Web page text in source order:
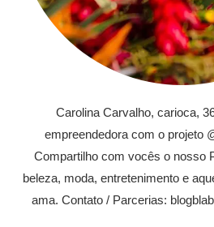
Carolina Carvalho, carioca,
empreendedora com o projeto
Compartilho com vocês o nosso
beleza, moda, entretenimento e
ama. Contato / Parcerias: